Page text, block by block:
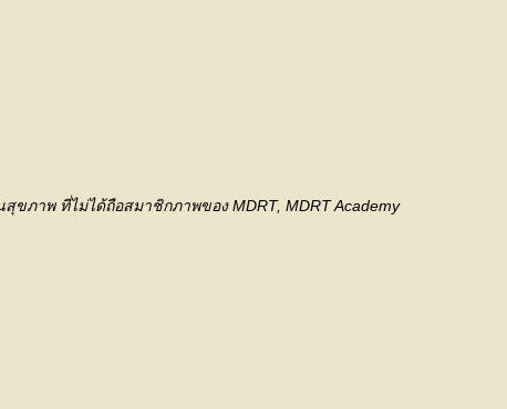
ภาพ ที่ไม่ได้ถือสมาชิกภาพของ MDRT, MDRT Academy